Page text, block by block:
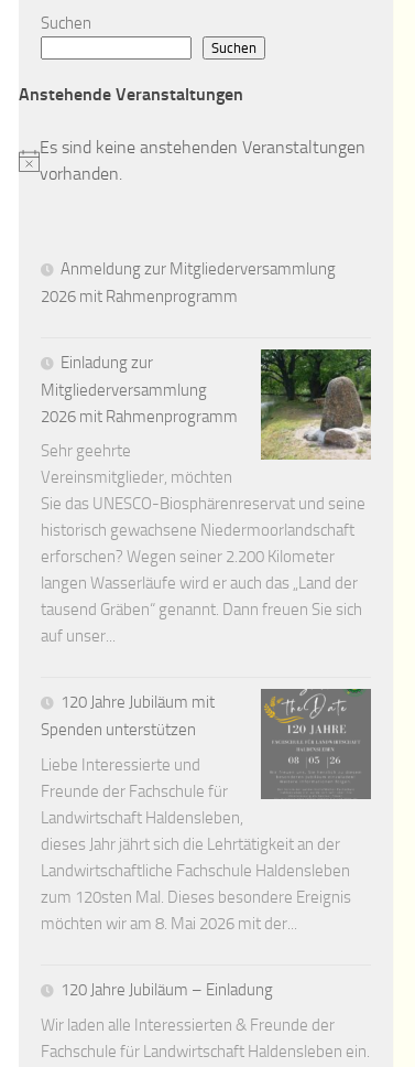
Suchen
Suchen
Anstehende Veranstaltungen
Hinweis
Es sind keine anstehenden Veranstaltungen
vorhanden.
Anmeldung zur Mitgliederversammlung
2026 mit Rahmenprogramm
Einladung zur
Mitgliederversammlung
2026 mit Rahmenprogramm
Sehr geehrte
Vereinsmitglieder, möchten
Sie das UNESCO-Biosphärenreservat und seine
historisch gewachsene Niedermoorlandschaft
erforschen? Wegen seiner 2.200 Kilometer
langen Wasserläufe wird er auch das „Land der
tausend Gräben“ genannt. Dann freuen Sie sich
auf unser...
120 Jahre Jubiläum mit
Spenden unterstützen
Liebe Interessierte und
Freunde der Fachschule für
Landwirtschaft Haldensleben,
dieses Jahr jährt sich die Lehrtätigkeit an der
Landwirtschaftliche Fachschule Haldensleben
zum 120sten Mal. Dieses besondere Ereignis
möchten wir am 8. Mai 2026 mit der...
120 Jahre Jubiläum – Einladung
Wir laden alle Interessierten & Freunde der
Fachschule für Landwirtschaft Haldensleben ein.